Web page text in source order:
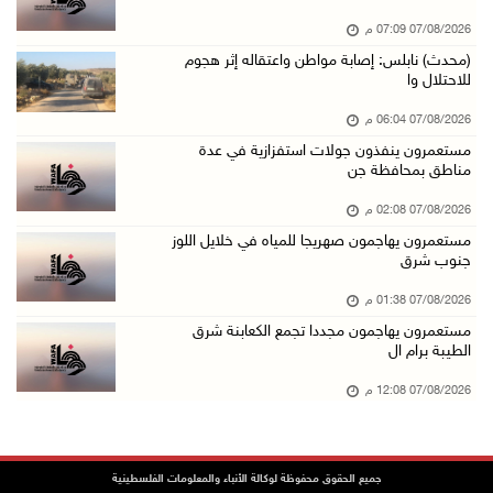
مستعمرون يهاجمون صهريجا للمياه في خلايل اللوز ...
مستعمرون يهاجمون مجددا تجمع الكعابنة شرق الطي ...
أسعار النفط تواصل الصعود وسط مخاوف بشأن مستقب ...
07/آب/2026 10:25 ص
الذهب يتجه لأفضل أداء أسبوعي منذ كانون الثاني
07/آب/2026 09:06 ص
مستعمرون بحماية قوات الاحتلال يقتحمون برك سلي ...
الاحتلال يقتحم بلدة طمون جنوب طوباس
07/08/2026 07:09 م
(محدث) نابلس: إصابة مواطن واعتقاله إثر هجوم
للاحتلال وا
07/08/2026 06:04 م
مستعمرون ينفذون جولات استفزازية في عدة
مناطق بمحافظة جن
07/08/2026 02:08 م
مستعمرون يهاجمون صهريجا للمياه في خلايل اللوز
جنوب شرق
07/08/2026 01:38 م
مستعمرون يهاجمون مجددا تجمع الكعابنة شرق
الطيبة برام ال
07/08/2026 12:08 م
جميع الحقوق محفوظة لوكالة الأنباء والمعلومات الفلسطينية